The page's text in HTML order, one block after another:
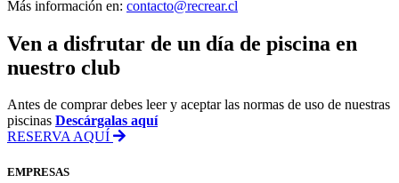
Más información en: contacto@recrear.cl
Ven a disfrutar de un día de piscina en
nuestro club
Antes de comprar debes leer y aceptar las normas de uso de nuestras
piscinas Descárgalas aquí
RESERVA AQUÍ
EMPRESAS